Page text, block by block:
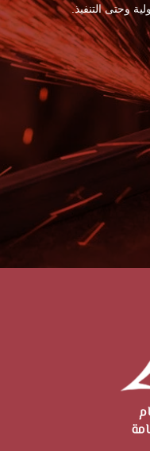
وحتى التنفيذ.